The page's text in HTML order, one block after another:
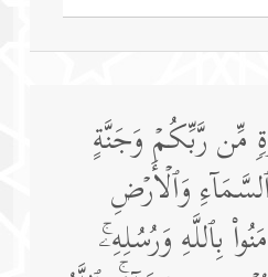
مِّن رَّبِّكُمۡ وَجَنَّةٍ
وَٱلۡأَرۡضِ
بِٱللَّهِ وَرُسُلِهِۦۚ